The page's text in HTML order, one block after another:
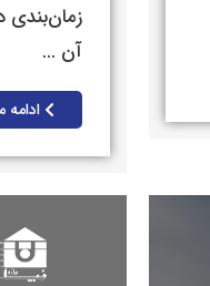
آن ...